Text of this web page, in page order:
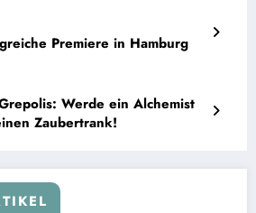
Premiere in Hamburg
Werde ein Alchemist
Zaubertrank!